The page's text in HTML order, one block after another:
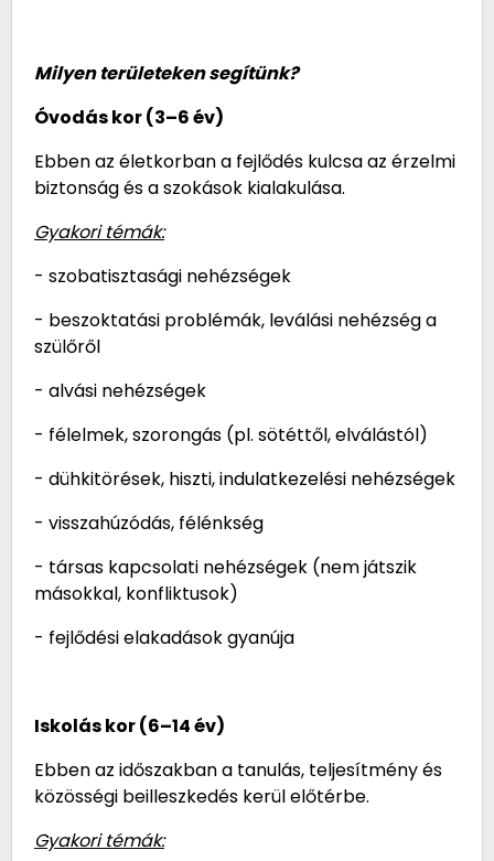
Milyen területeken segítünk?
Óvodás kor (3–6 év)
Ebben az életkorban a fejlődés kulcsa az érzelmi
biztonság és a szokások kialakulása.
Gyakori témák:
- szobatisztasági nehézségek
- beszoktatási problémák, leválási nehézség a
szülőről
- alvási nehézségek
- félelmek, szorongás (pl. sötéttől, elválástól)
- dühkitörések, hiszti, indulatkezelési nehézségek
- visszahúzódás, félénkség
- társas kapcsolati nehézségek (nem játszik
másokkal, konfliktusok)
- fejlődési elakadások gyanúja
Iskolás kor (6–14 év)
Ebben az időszakban a tanulás, teljesítmény és
közösségi beilleszkedés kerül előtérbe.
Gyakori témák: